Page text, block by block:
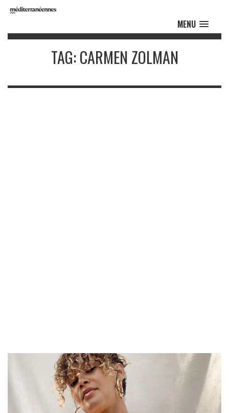
MENU
TAG: CARMEN ZOLMAN